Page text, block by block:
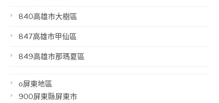
840高雄市大樹區
847高雄市甲仙區
849高雄市那瑪夏區
o屏東地區
900屏東縣屏東市